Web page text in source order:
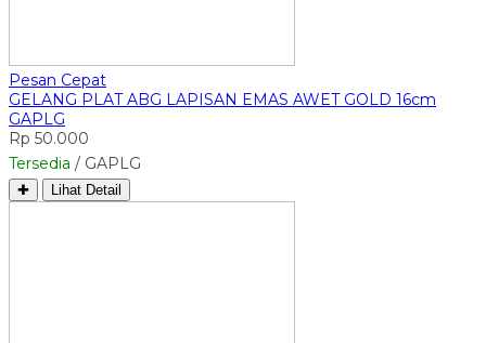
Pesan Cepat
GELANG PLAT ABG LAPISAN EMAS AWET GOLD 16cm
GAPLG
Rp 50.000
Tersedia / GAPLG
✚ Lihat Detail